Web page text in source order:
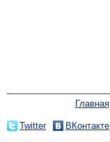
Главная
Twitter ВКонтакте